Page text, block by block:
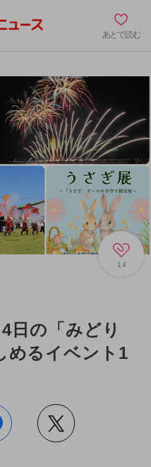
あとで読む
14
日の「みどり
めるイベント1